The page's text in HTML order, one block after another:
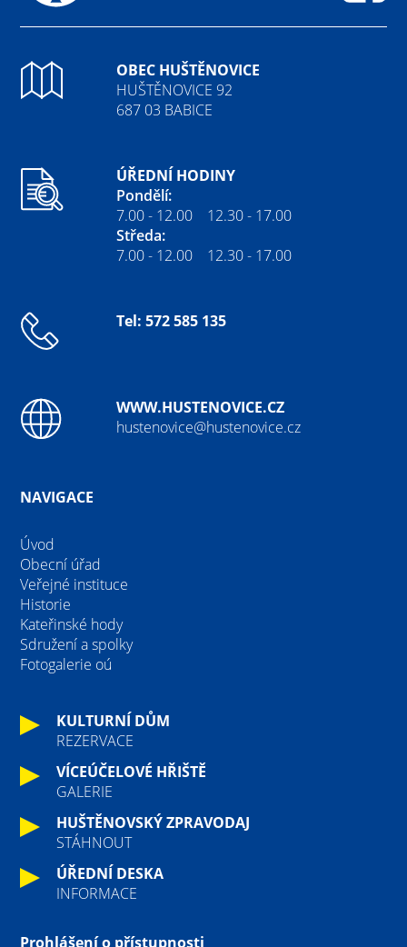
OBEC HUŠTĚNOVICE
HUŠTĚNOVICE 92
687 03 BABICE
ÚŘEDNÍ HODINY
Pondělí:
7.00 - 12.00 12.30 - 17.00
Středa:
7.00 - 12.00 12.30 - 17.00
Tel: 572 585 135
WWW.HUSTENOVICE.CZ
hustenovice@hustenovice.cz
NAVIGACE
Úvod
Obecní úřad
Veřejné instituce
Historie
Kateřinské hody
Sdružení a spolky
Fotogalerie oú
KULTURNÍ DŮM
REZERVACE
VÍCEÚČELOVÉ HŘIŠTĚ
GALERIE
HUŠTĚNOVSKÝ ZPRAVODAJ
STÁHNOUT
ÚŘEDNÍ DESKA
INFORMACE
Prohlášení o přístupnosti